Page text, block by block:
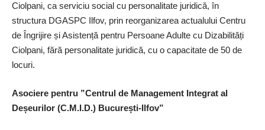
Ciolpani, ca serviciu social cu personalitate juridică, în
structura DGASPC Ilfov, prin reorganizarea actualului Centru
de Îngrijire și Asistență pentru Persoane Adulte cu Dizabilități
Ciolpani, fără personalitate juridică, cu o capacitate de 50 de
locuri.
Asociere pentru ”Centrul de Management Integrat al
Deșeurilor (C.M.I.D.) București-Ilfov”